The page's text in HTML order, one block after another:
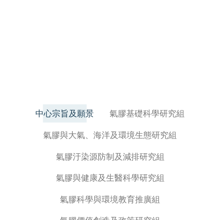
中心宗旨及願景 氣膠基礎科學研究組
氣膠與大氣、海洋及環境生態研究組
氣膠汙染源防制及減排研究組
氣膠與健康及生醫科學研究組
氣膠科學與環境教育推廣組